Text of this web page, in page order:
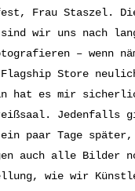
Frau Staszel.
sind wir uns nach
– wenn
Store
hat es mir
Jedenfalls
paar Tage
auch alle Bilder
wie wir